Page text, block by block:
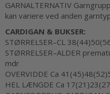
GARNALTERNATIV
kan variere ved anden
CARDIGAN & BUKSER:
STØRRELSER–CL
STØRRELSER–ALDER
mdr
OVERVIDDE Ca
HEL LÆNGDE Ca